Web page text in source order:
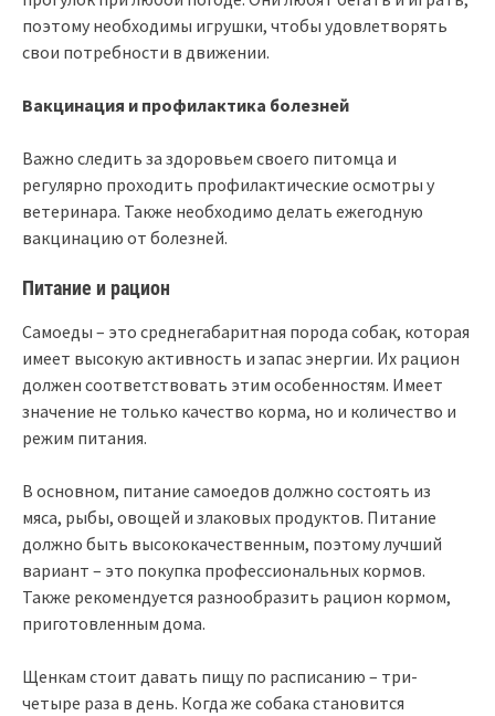
поэтому необходимы игрушки, чтобы удовлетворять
свои потребности в движении.
Вакцинация и профилактика болезней
Важно следить за здоровьем своего питомца и
регулярно проходить профилактические осмотры у
ветеринара. Также необходимо делать ежегодную
вакцинацию от болезней.
Питание и рацион
Самоеды – это среднегабаритная порода собак, которая
имеет высокую активность и запас энергии. Их рацион
должен соответствовать этим особенностям. Имеет
значение не только качество корма, но и количество и
режим питания.
В основном, питание самоедов должно состоять из
мяса, рыбы, овощей и злаковых продуктов. Питание
должно быть высококачественным, поэтому лучший
вариант – это покупка профессиональных кормов.
Также рекомендуется разнообразить рацион кормом,
приготовленным дома.
Щенкам стоит давать пищу по расписанию – три-
четыре раза в день. Когда же собака становится